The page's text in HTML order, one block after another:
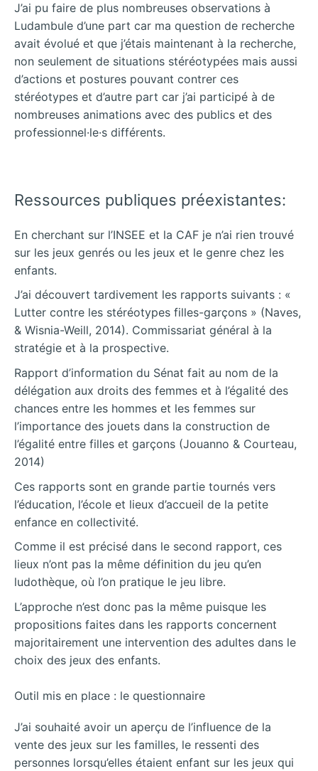
J’ai pu faire de plus nombreuses observations à
Ludambule d’une part car ma question de recherche
avait évolué et que j’étais maintenant à la recherche,
non seulement de situations stéréotypées mais aussi
d’actions et postures pouvant contrer ces
stéréotypes et d’autre part car j’ai participé à de
nombreuses animations avec des publics et des
professionnel·le·s différents.
Ressources publiques préexistantes:
En cherchant sur l’INSEE et la CAF je n’ai rien trouvé
sur les jeux genrés ou les jeux et le genre chez les
enfants.
J’ai découvert tardivement les rapports suivants : «
Lutter contre les stéréotypes filles-garçons » (Naves,
& Wisnia-Weill, 2014). Commissariat général à la
stratégie et à la prospective.
Rapport d’information du Sénat fait au nom de la
délégation aux droits des femmes et à l’égalité des
chances entre les hommes et les femmes sur
l’importance des jouets dans la construction de
l’égalité entre filles et garçons (Jouanno & Courteau,
2014)
Ces rapports sont en grande partie tournés vers
l’éducation, l’école et lieux d’accueil de la petite
enfance en collectivité.
Comme il est précisé dans le second rapport, ces
lieux n’ont pas la même définition du jeu qu’en
ludothèque, où l’on pratique le jeu libre.
L’approche n’est donc pas la même puisque les
propositions faites dans les rapports concernent
majoritairement une intervention des adultes dans le
choix des jeux des enfants.
Outil mis en place : le questionnaire
J’ai souhaité avoir un aperçu de l’influence de la
vente des jeux sur les familles, le ressenti des
personnes lorsqu’elles étaient enfant sur les jeux qui